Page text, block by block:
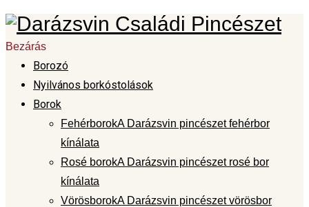
Bezárás
Borozó
Nyilvános borkóstolások
Borok
FehérborokA Darázsvin pincészet fehérbor
kínálata
Rosé borokA Darázsvin pincészet rosé bor
kínálata
VörösborokA Darázsvin pincészet vörösbor